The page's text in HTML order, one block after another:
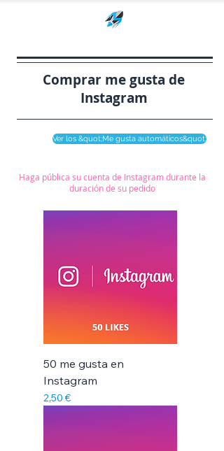
Comprar me gusta de
Instagram
Ver los &quot;Me gusta automáticos&quot;
Haga pública su cuenta de Instagram durante la
duración de su pedido
50 me gusta en
Instagram
Precio
2,50 €